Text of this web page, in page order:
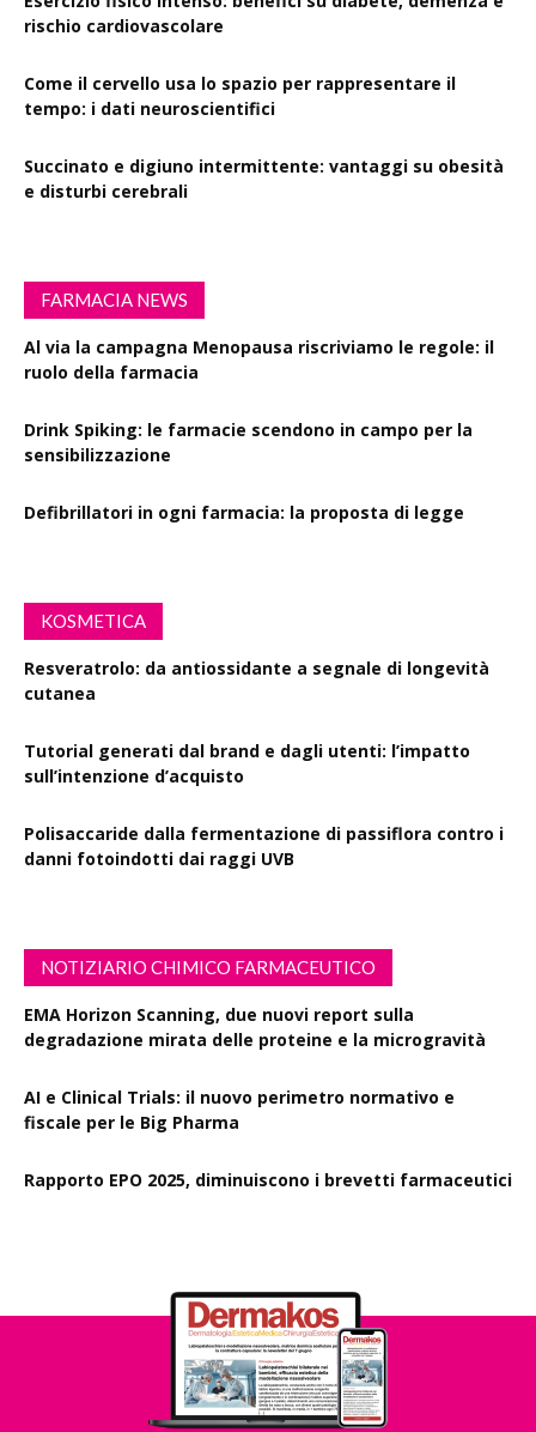
rischio cardiovascolare
Come il cervello usa lo spazio per rappresentare il
tempo: i dati neuroscientifici
Succinato e digiuno intermittente: vantaggi su obesità
e disturbi cerebrali
FARMACIA NEWS
Al via la campagna Menopausa riscriviamo le regole: il
ruolo della farmacia
Drink Spiking: le farmacie scendono in campo per la
sensibilizzazione
Defibrillatori in ogni farmacia: la proposta di legge
KOSMETICA
Resveratrolo: da antiossidante a segnale di longevità
cutanea
Tutorial generati dal brand e dagli utenti: l’impatto
sull’intenzione d’acquisto
Polisaccaride dalla fermentazione di passiflora contro i
danni fotoindotti dai raggi UVB
NOTIZIARIO CHIMICO FARMACEUTICO
EMA Horizon Scanning, due nuovi report sulla
degradazione mirata delle proteine e la microgravità
AI e Clinical Trials: il nuovo perimetro normativo e
fiscale per le Big Pharma
Rapporto EPO 2025, diminuiscono i brevetti farmaceutici